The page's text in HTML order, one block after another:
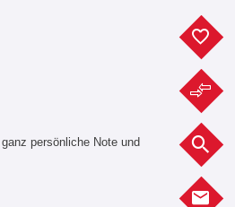
persönliche Note und